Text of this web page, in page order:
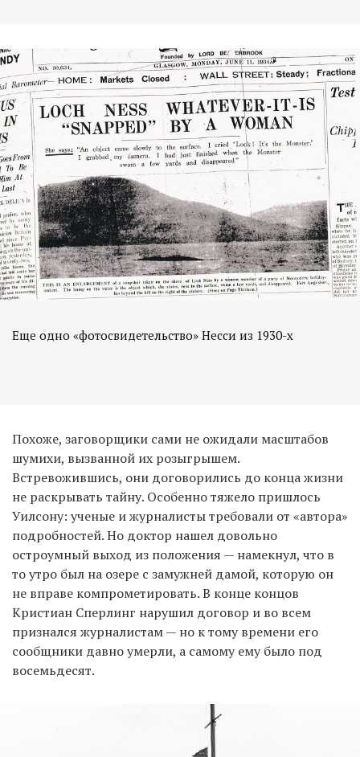
Еще одно «фотосвидетельство» Несси из 1930-х
Похоже, заговорщики сами не ожидали масштабов
шумихи, вызванной их розыгрышем.
Встревожившись, они договорились до конца жизни
не раскрывать тайну. Особенно тяжело пришлось
Уилсону: ученые и журналисты требовали от «автора»
подробностей. Но доктор нашел довольно
остроумный выход из положения — намекнул, что в
то утро был на озере с замужней дамой, которую он
не вправе компрометировать. В конце концов
Кристиан Сперлинг нарушил договор и во всем
признался журналистам — но к тому времени его
сообщники давно умерли, а самому ему было под
восемьдесят.